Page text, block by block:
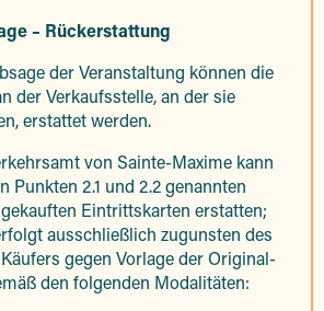
– Rückerstattung
der Veranstaltung können die
der Verkaufsstelle, an der sie
erstattet werden.
von Sainte-Maxime kann
Punkten 2.1 und 2.2 genannten
Eintrittskarten erstatten;
ausschließlich zugunsten des
gegen Vorlage der Original-
den folgenden Modalitäten: